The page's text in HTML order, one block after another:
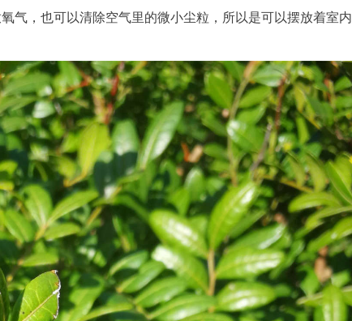
气，也可以清除空气里的微小尘粒，所以是可以摆放着室内